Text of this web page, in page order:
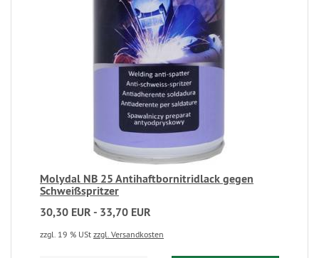
Molydal NB 25 Antihaftbornitridlack gegen
Schweißspritzer
30,30 EUR - 33,70 EUR
zzgl. 19 % USt zzgl. Versandkosten